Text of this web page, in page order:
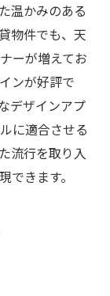
温かみのある
物件でも、天
ーが増えてお
ンが好評で
デザインアプ
に適合させる
流行を取り入
できます。